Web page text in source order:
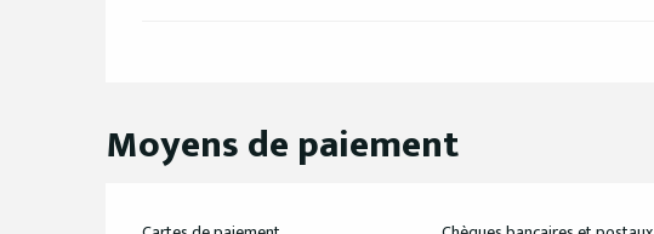
Moyens de paiement